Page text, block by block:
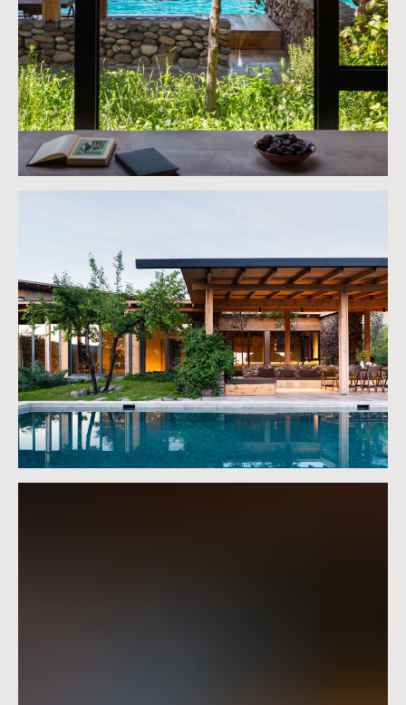
Проекты
О студии
Контакты
Instagram
Facebook
Youtube
© ARC architects 2025